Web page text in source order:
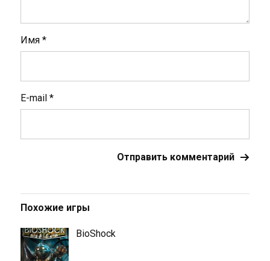
Имя *
E-mail *
Похожие игры
BioShock